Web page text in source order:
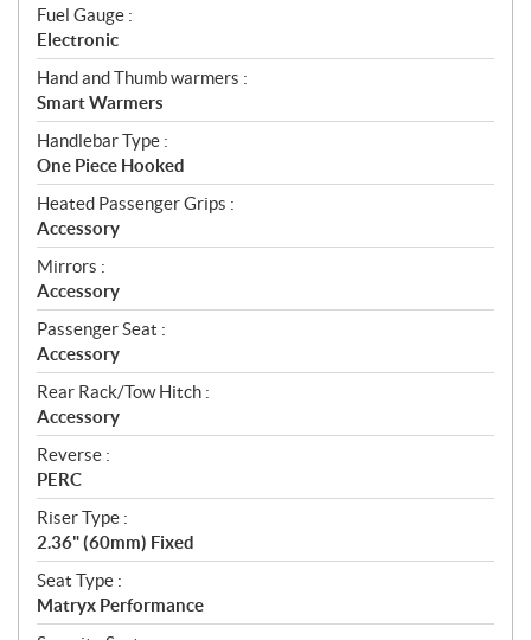
Fuel Gauge :
Electronic
Hand and Thumb warmers :
Smart Warmers
Handlebar Type :
One Piece Hooked
Heated Passenger Grips :
Accessory
Mirrors :
Accessory
Passenger Seat :
Accessory
Rear Rack/Tow Hitch :
Accessory
Reverse :
PERC
Riser Type :
2.36" (60mm) Fixed
Seat Type :
Matryx Performance